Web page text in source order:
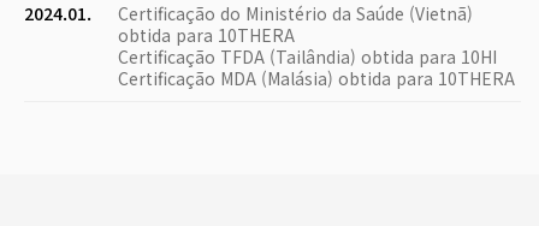
2024.01.
Certificação do Ministério da Saúde (Vietnã)
obtida para 10THERA
Certificação TFDA (Tailândia) obtida para 10HI
Certificação MDA (Malásia) obtida para 10THERA